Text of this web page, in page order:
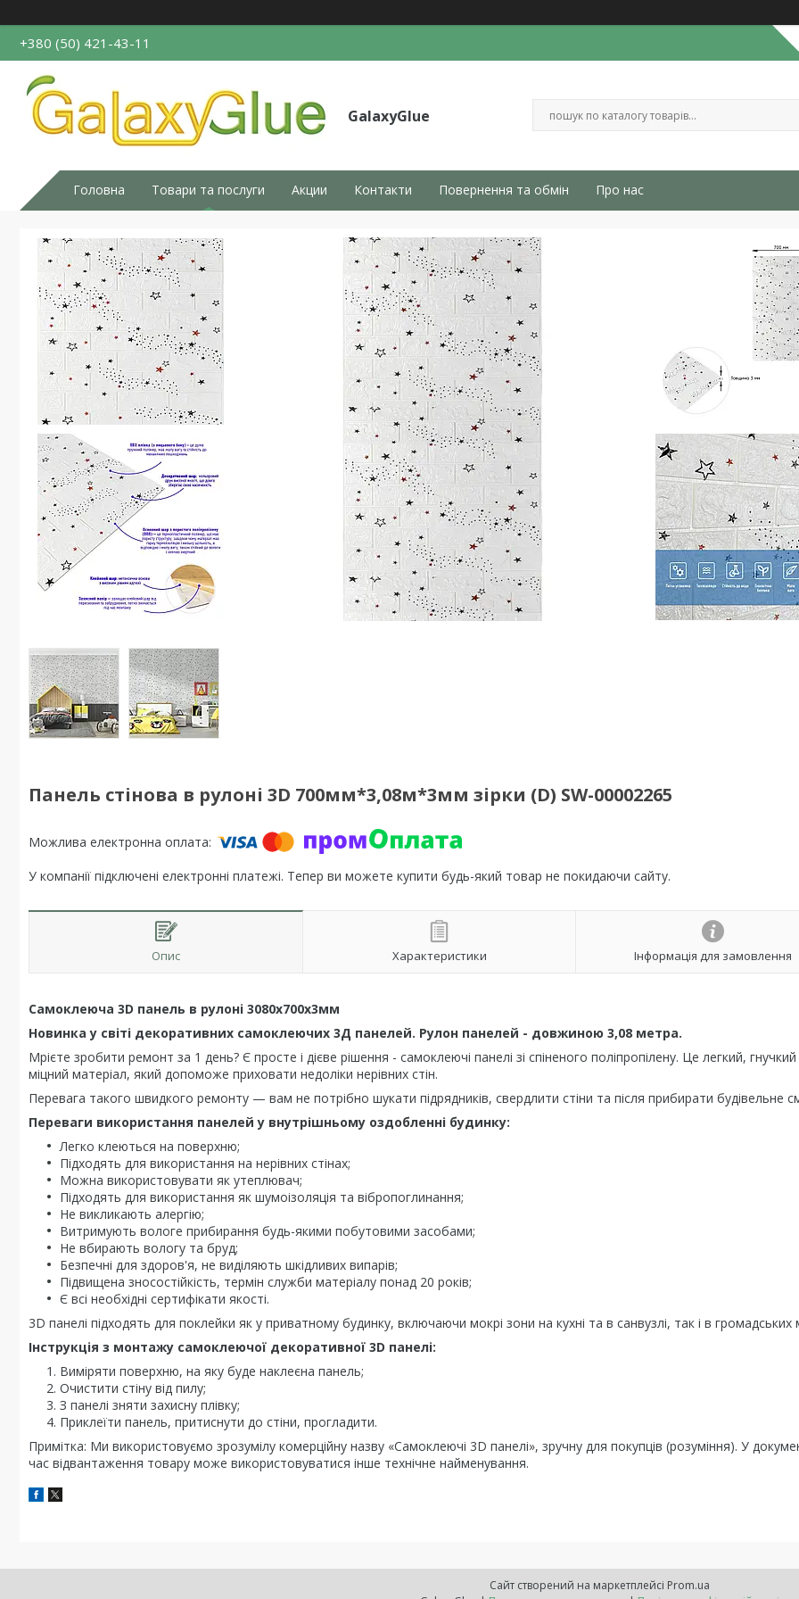
+380 (50) 421-43-11
GalaxyGlue
Головна Товари та послуги Акции Контакти Повернення та обмін Про нас
Панель стінова в рулоні 3D 700мм*3,08м*3мм зірки (D) SW-00002265
У компанії підключені електронні платежі. Тепер ви можете купити будь-який товар не покидаючи сайту.
Опис Характеристики Інформація для замовлення
Самоклеюча 3D панель в рулоні 3080x700x3мм
Новинка у світі декоративних самоклеючих 3Д панелей. Рулон панелей - довжиною 3,08 метра.
Мрієте зробити ремонт за 1 день? Є просте і дієве рішення - самоклеючі панелі зі спіненого поліпропілену. Це легкий,
міцний матеріал, який допоможе приховати недоліки нерівних стін.
Перевага такого швидкого ремонту — вам не потрібно шукати підрядників, свердлити стіни та після прибирати будівельне
Переваги використання панелей у внутрішньому оздобленні будинку:
Легко клеються на поверхню;
Підходять для використання на нерівних стінах;
Можна використовувати як утеплювач;
Підходять для використання як шумоізоляція та вібропоглинання;
Не викликають алергію;
Витримують вологе прибирання будь-якими побутовими засобами;
Не вбирають вологу та бруд;
Безпечні для здоров'я, не виділяють шкідливих випарів;
Підвищена зносостійкість, термін служби матеріалу понад 20 років;
Є всі необхідні сертифікати якості.
3D панелі підходять для поклейки як у приватному будинку, включаючи мокрі зони на кухні та в санвузлі, так і в громадських
Інструкція з монтажу самоклеючої декоративної 3D панелі:
Виміряти поверхню, на яку буде наклеєна панель;
Очистити стіну від пилу;
З панелі зняти захисну плівку;
Приклеїти панель, притиснути до стіни, прогладити.
Примітка: Ми використовуємо зрозумілу комерційну назву «Самоклеючі 3D панелі», зручну для покупців (розуміння). У
час відвантаження товару може використовуватися інше технічне найменування.
Сайт створений на маркетплейсі Prom.ua